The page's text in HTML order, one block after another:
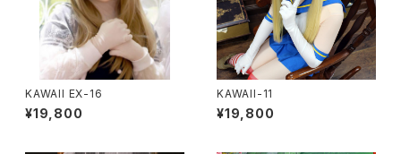
KAWAII EX-16
¥19,800
KAWAII-11
¥19,800